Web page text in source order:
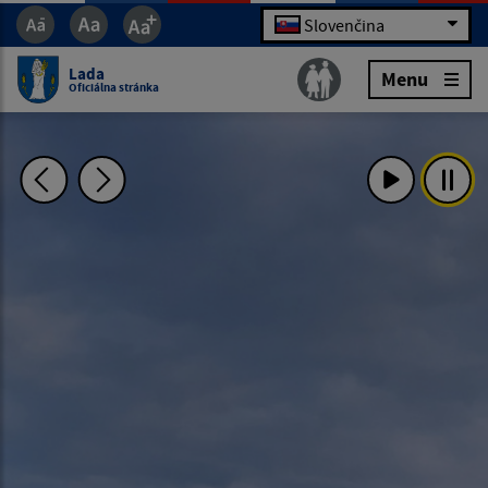
Slovenčina
Lada
Oficiálna stránka Menu